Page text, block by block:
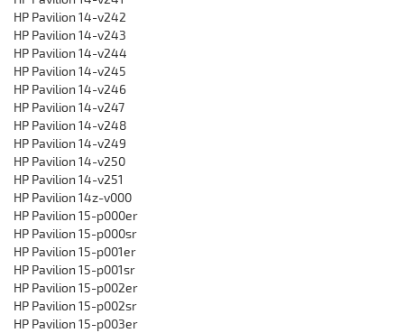
HP Pavilion 14-v242
HP Pavilion 14-v243
HP Pavilion 14-v244
HP Pavilion 14-v245
HP Pavilion 14-v246
HP Pavilion 14-v247
HP Pavilion 14-v248
HP Pavilion 14-v249
HP Pavilion 14-v250
HP Pavilion 14-v251
HP Pavilion 14z-v000
HP Pavilion 15-p000er
HP Pavilion 15-p000sr
HP Pavilion 15-p001er
HP Pavilion 15-p001sr
HP Pavilion 15-p002er
HP Pavilion 15-p002sr
HP Pavilion 15-p003er